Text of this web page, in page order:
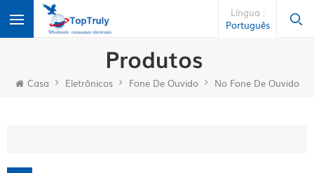
Língua :
Português
Produtos
Casa Eletrônicos Fone De Ouvido No Fone De Ouvido